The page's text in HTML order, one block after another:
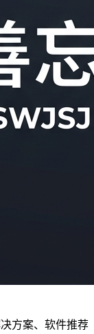
方案、软件推荐